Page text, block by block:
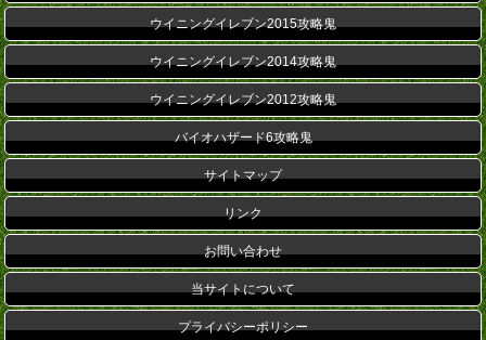
ウイニングイレブン2015攻略鬼
ウイニングイレブン2014攻略鬼
ウイニングイレブン2012攻略鬼
バイオハザード6攻略鬼
サイトマップ
リンク
お問い合わせ
当サイトについて
プライバシーポリシー